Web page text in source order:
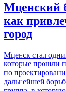
Мценский
как
город
Мценск стал
которые прошли
по
дальнейшей